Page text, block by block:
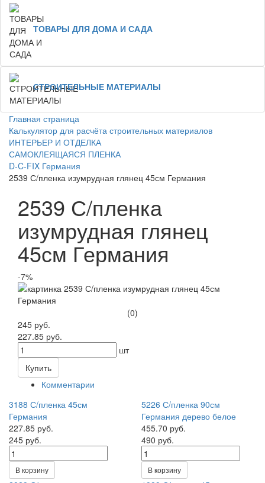
ТОВАРЫ ДЛЯ ДОМА И САДА
СТРОИТЕЛЬНЫЕ МАТЕРИАЛЫ
Главная страница
Калькулятор для расчёта строительных материалов
ИНТЕРЬЕР И ОТДЕЛКА
САМОКЛЕЯЩАЯСЯ ПЛЕНКА
D-C-FIX Германия
2539 С/пленка изумрудная глянец 45см Германия
2539 С/пленка
изумрудная глянец
45см Германия
-7%
(0)
245 руб.
227.85 руб.
шт
Купить
Комментарии
3188 С/пленка 45см
Германия
227.85 руб.
245 руб.
В корзину
5226 С/пленка 90см
Германия дерево белое
455.70 руб.
490 руб.
В корзину